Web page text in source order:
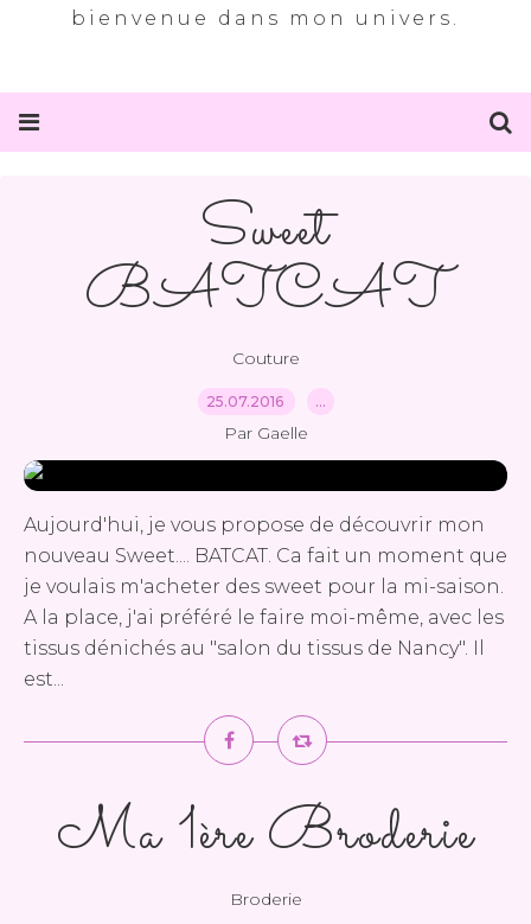
bienvenue dans mon univers.
Sweet
BATCAT
Couture
25.07.2016 …
Par Gaelle
Aujourd'hui, je vous propose de découvrir mon
nouveau Sweet.... BATCAT. Ca fait un moment que
je voulais m'acheter des sweet pour la mi-saison.
A la place, j'ai préféré le faire moi-même, avec les
tissus dénichés au "salon du tissus de Nancy". Il
est...
Ma 1ère Broderie
Broderie